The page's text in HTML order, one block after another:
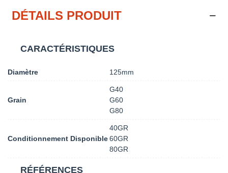
DÉTAILS PRODUIT
CARACTÉRISTIQUES
Diamètre 125mm
Grain
G40
G60
G80
Conditionnement Disponible
40GR
60GR
80GR
RÉFÉRENCES